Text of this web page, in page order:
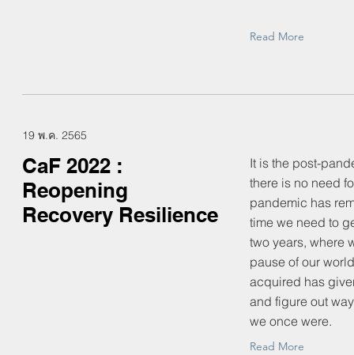
Read More
19 พ.ค. 2565
CaF 2022 :
Reopening
Recovery Resilience
It is the post-
there is no need
pandemic has
time we need to
two years, where
pause of our
acquired has
and figure out
we once were.
Read More